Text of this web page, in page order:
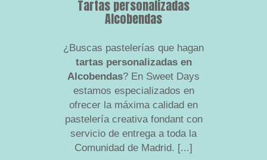
Tartas personalizadas
Alcobendas
¿Buscas pastelerías que hagan
tartas personalizadas en
Alcobendas? En Sweet Days
estamos especializados en
ofrecer la máxima calidad en
pastelería creativa fondant con
servicio de entrega a toda la
Comunidad de Madrid. [...]